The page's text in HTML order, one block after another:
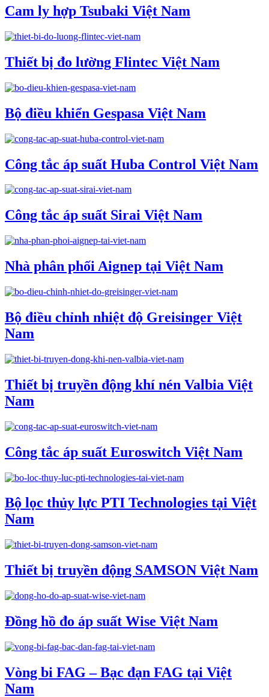
Cam ly hợp Tsubaki Việt Nam
Thiết bị đo lường Flintec Việt Nam
Bộ điều khiển Gespasa Việt Nam
Công tắc áp suất Huba Control Việt Nam
Công tắc áp suất Sirai Việt Nam
Nhà phân phối Aignep tại Việt Nam
Bộ điều chỉnh nhiệt độ Greisinger Việt
Nam
Thiết bị truyền động khí nén Valbia Việt
Nam
Công tắc áp suất Euroswitch Việt Nam
Bộ lọc thủy lực PTI Technologies tại Việt
Nam
Thiết bị truyền động SAMSON Việt Nam
Đồng hồ đo áp suất Wise Việt Nam
Vòng bi FAG – Bạc đạn FAG tại Việt
Nam